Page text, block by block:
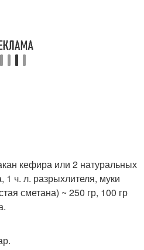
кефира или 2 натуральных
1 ч. л. разрыхлителя, муки
сметана) ~ 250 гр, 100 гр